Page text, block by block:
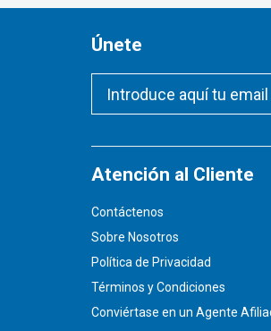
Únete
Atención al Cliente
Contáctenos
Sobre Nosotros
Política de Privacidad
Términos y Condiciones
Conviértase en un Agente